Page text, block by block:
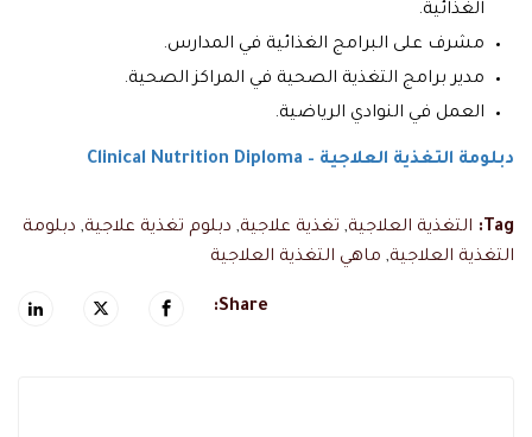
الغذائية.
مشرف على البرامج الغذائية في المدارس.
مدير برامج التغذية الصحية في المراكز الصحية.
العمل في النوادي الرياضية.
دبلومة التغذية العلاجية – Clinical Nutrition Diploma
Tag: التغذية العلاجية, تغذية علاجية, دبلوم تغذية علاجية, دبلومة
التغذية العلاجية, ماهي التغذية العلاجية
Share: